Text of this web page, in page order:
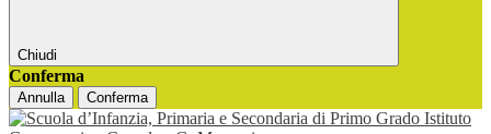
Chiudi
Conferma
Annulla Conferma